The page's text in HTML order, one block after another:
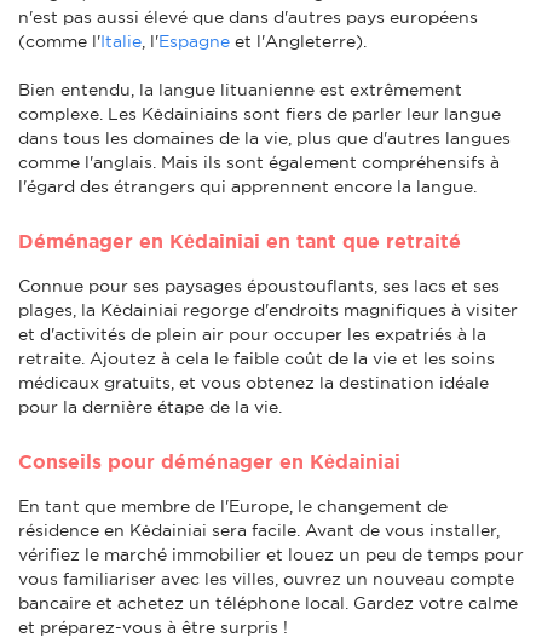
n'est pas aussi élevé que dans d'autres pays européens
(comme l'Italie , l'Espagne et l'Angleterre).
Bien entendu, la langue lituanienne est extrêmement
complexe. Les Kėdainiains sont fiers de parler leur langue
dans tous les domaines de la vie, plus que d'autres langues
comme l'anglais. Mais ils sont également compréhensifs à
l'égard des étrangers qui apprennent encore la langue.
Déménager en Kėdainiai en tant que retraité
Connue pour ses paysages époustouflants, ses lacs et ses
plages, la Kėdainiai regorge d'endroits magnifiques à visiter
et d'activités de plein air pour occuper les expatriés à la
retraite. Ajoutez à cela le faible coût de la vie et les soins
médicaux gratuits, et vous obtenez la destination idéale
pour la dernière étape de la vie.
Conseils pour déménager en Kėdainiai
En tant que membre de l'Europe, le changement de
résidence en Kėdainiai sera facile. Avant de vous installer,
vérifiez le marché immobilier et louez un peu de temps pour
vous familiariser avec les villes, ouvrez un nouveau compte
bancaire et achetez un téléphone local. Gardez votre calme
et préparez-vous à être surpris !